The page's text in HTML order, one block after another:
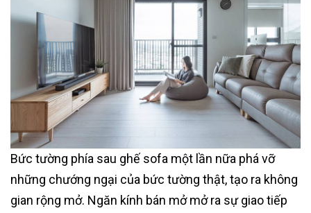
Bức tường phía sau ghế sofa một lần nữa phá vỡ
những chướng ngại của bức tường thật, tạo ra không
gian rộng mở. Ngăn kính bán mở mở ra sự giao tiếp